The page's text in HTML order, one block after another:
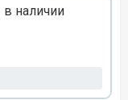
в наличии